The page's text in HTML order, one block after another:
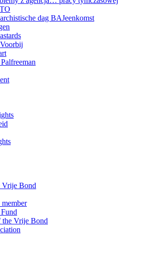
dag BAJeenkomst
Vrije Bond
member
Vrije Bond